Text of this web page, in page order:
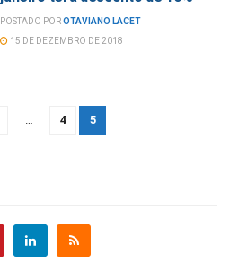
POSTADO POROTAVIANO LACET
15 DE DEZEMBRO DE 2018
… 4 5